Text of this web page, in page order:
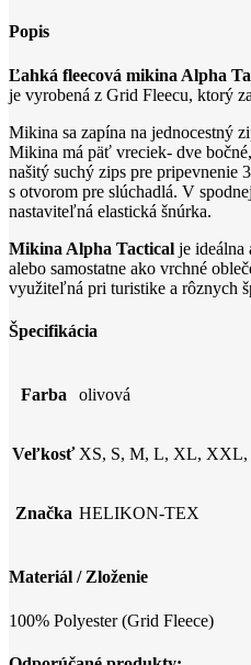
Popis
Ľahká fleecová mikina Alpha
je vyrobená z Grid Fleecu, ktorý
Mikina sa zapína na jednocestný
Mikina má päť vreciek- dve
našitý suchý zips pre pripevnenie
s otvorom pre slúchadlá. V
nastaviteľná elastická šnúrka.
Mikina Alpha Tactical je ideálna
alebo samostatne ako vrchné
využiteľná pri turistike a rôznych
Špecifikácia
Farba olivová
Veľkosť XS, S, M, L, XL,
Značka HELIKON-TEX
Materiál / Zloženie
100% Polyester (Grid Fleece)